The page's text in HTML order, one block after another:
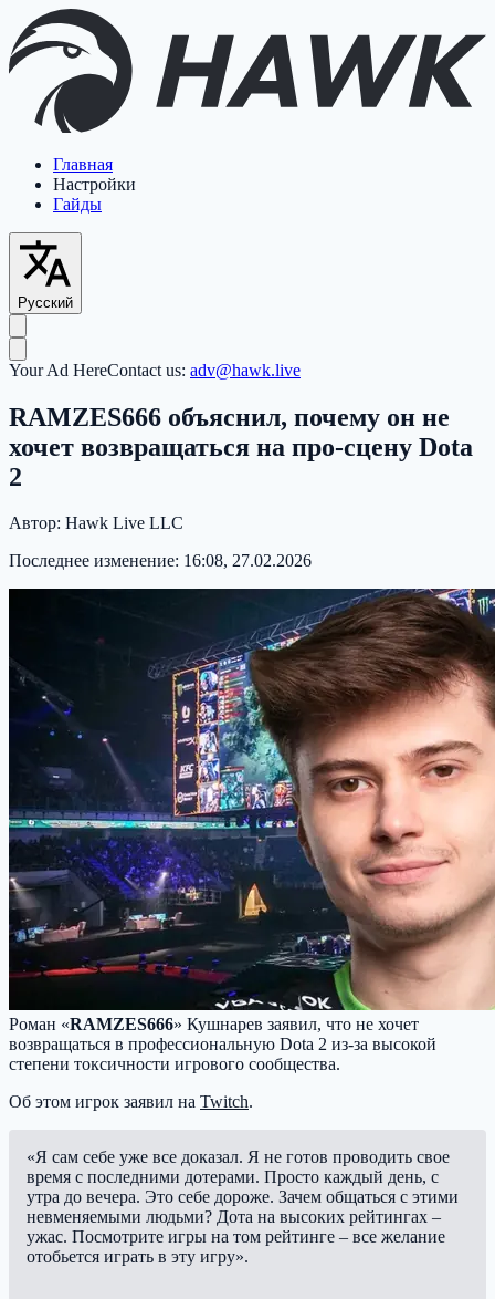
Главная
Настройки
Гайды
Русский
Your Ad HereContact us: adv@hawk.live
RAMZES666 объяснил, почему он не
хочет возвращаться на про-сцену Dota
2
Автор: Hawk Live LLC
Последнее изменение: 16:08, 27.02.2026
Роман «RAMZES666» Кушнарев заявил, что не хочет
возвращаться в профессиональную Dota 2 из-за высокой
степени токсичности игрового сообщества.
Об этом игрок заявил на Twitch.
«Я сам себе уже все доказал. Я не готов проводить свое
время с последними дотерами. Просто каждый день, с
утра до вечера. Это себе дороже. Зачем общаться с этими
невменяемыми людьми? Дота на высоких рейтингах –
ужас. Посмотрите игры на том рейтинге – все желание
отобьется играть в эту игру».